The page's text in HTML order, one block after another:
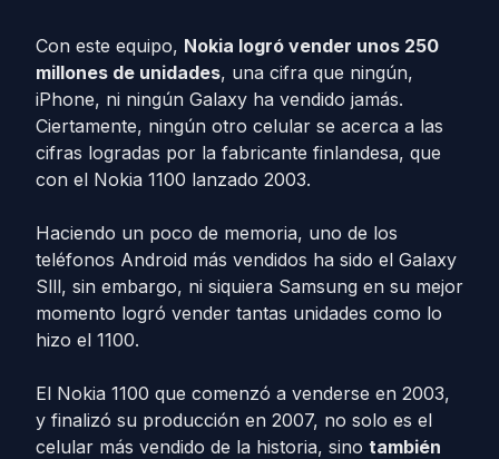
Con este equipo, Nokia logró vender unos 250
millones de unidades, una cifra que ningún,
iPhone, ni ningún Galaxy ha vendido jamás.
Ciertamente, ningún otro celular se acerca a las
cifras logradas por la fabricante finlandesa, que
con el Nokia 1100 lanzado 2003.
Haciendo un poco de memoria, uno de los
teléfonos Android más vendidos ha sido el Galaxy
Slll, sin embargo, ni siquiera Samsung en su mejor
momento logró vender tantas unidades como lo
hizo el 1100.
El Nokia 1100 que comenzó a venderse en 2003,
y finalizó su producción en 2007, no solo es el
celular más vendido de la historia, sino también